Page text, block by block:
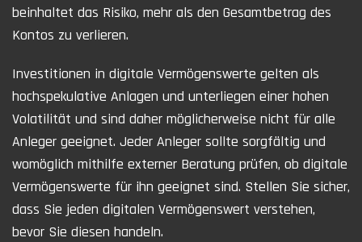
beinhaltet das Risiko, mehr als den Gesamtbetrag des
Kontos zu verlieren.
Investitionen in digitale Vermögenswerte gelten als
hochspekulative Anlagen und unterliegen einer hohen
Volatilität und sind daher möglicherweise nicht für alle
Anleger geeignet. Jeder Anleger sollte sorgfältig und
womöglich mithilfe externer Beratung prüfen, ob digitale
Vermögenswerte für ihn geeignet sind. Stellen Sie sicher,
dass Sie jeden digitalen Vermögenswert verstehen,
bevor Sie diesen handeln.